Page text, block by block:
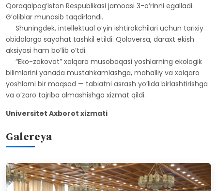
Qoraqalpog’iston Respublikasi jamoasi 3-o’rinni egalladi.
G’oliblar munosib taqdirlandi.
Shuningdek, intellektual o’yin ishtirokchilari uchun tarixiy
obidalarga sayohat tashkil etildi. Qolaversa, daraxt ekish
aksiyasi ham bo’lib o’tdi.
“Eko-zakovat” xalqaro musobaqasi yoshlarning ekologik
bilimlarini yanada mustahkamlashga, mahalliy va xalqaro
yoshlarni bir maqsad — tabiatni asrash yo’lida birlashtirishga
va o’zaro tajriba almashishga xizmat qildi.
Universitet Axborot xizmati
Galereya